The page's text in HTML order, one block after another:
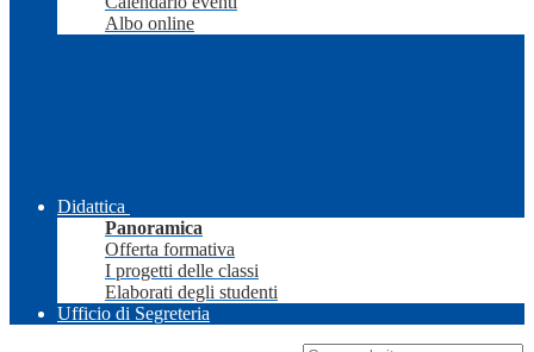
Albo online
Didattica
Panoramica
Offerta formativa
I progetti delle classi
Elaborati degli studenti
Ufficio di Segreteria